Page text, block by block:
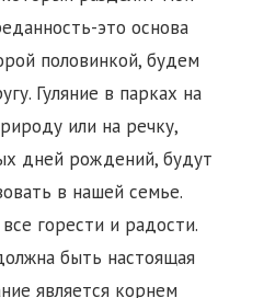
это основа
половинкой, будем
Гуляние в парках на
или на речку,
дней рождений, будут
в нашей семье.
горести и радости.
быть настоящая
является корнем